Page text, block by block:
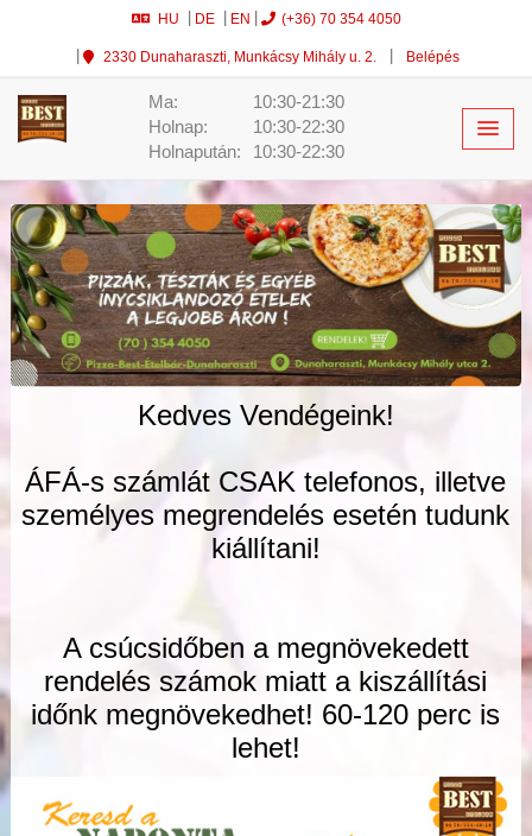
HU DE EN (+36) 70 354 4050
2330 Dunaharaszti, Munkácsy Mihály u. 2. Belépés
Ma:
10:30-21:30
Holnap:
10:30-22:30
Holnapután:
10:30-22:30
Kedves Vendégeink!
ÁFÁ-s számlát CSAK telefonos, illetve
személyes megrendelés esetén tudunk
kiállítani!
A csúcsidőben a megnövekedett
rendelés számok miatt a kiszállítási
időnk megnövekedhet! 60-120 perc is
lehet!